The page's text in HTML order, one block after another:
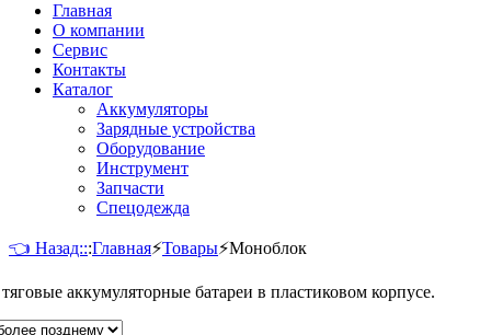
Главная
О компании
Сервис
Контакты
Каталог
Аккумуляторы
Зарядные устройства
Оборудование
Инструмент
Запчасти
Спецодежда
👈 Назад:::Главная⚡Товары⚡Моноблок
аккумуляторные батареи в пластиковом корпусе.